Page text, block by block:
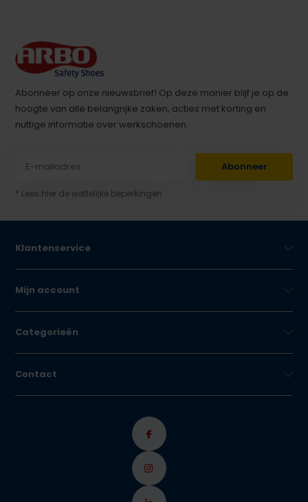
Abonneer op onze nieuwsbrief! Op deze manier blijf je op de
hoogte van alle belangrijke zaken, acties met korting en
nuttige informatie over werkschoenen.
Abonneer
* Lees hier de wettelijke beperkingen
Klantenservice
Mijn account
Categorieën
Contact